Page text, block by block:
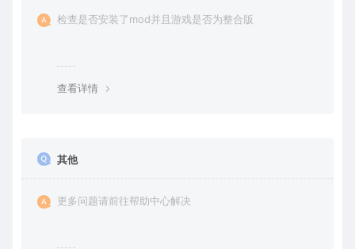
检查是否安装了mod并且游戏是否为整合版
查看详情
其他
更多问题请前往帮助中心解决